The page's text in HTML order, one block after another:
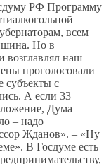
РФ Программу
всем
Но в
возглавлял наш
проголосовали
субъекты с
А если 33
Дума
– надо
Жданов». – «Ну
В Госдуме есть